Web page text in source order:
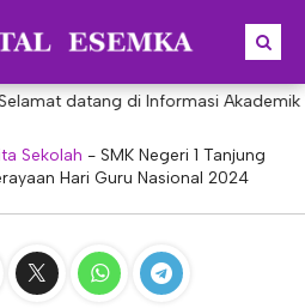
datang di Informasi Akademik
Sekolah - SMK Negeri 1 Tanjung
Hari Guru Nasional 2024